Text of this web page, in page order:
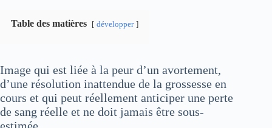
Table des matières développer
Image qui est liée à la peur d’un avortement,
d’une résolution inattendue de la grossesse en
cours et qui peut réellement anticiper une perte
de sang réelle et ne doit jamais être sous-
estimée.